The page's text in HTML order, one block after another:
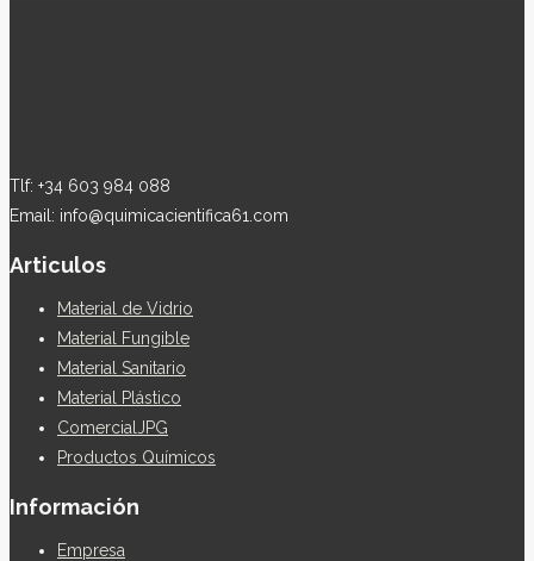
Tlf: +34 603 984 088
Email: info@quimicacientifica61.com
Articulos
Material de Vidrio
Material Fungible
Material Sanitario
Material Plástico
ComercialJPG
Productos Químicos
Información
Empresa